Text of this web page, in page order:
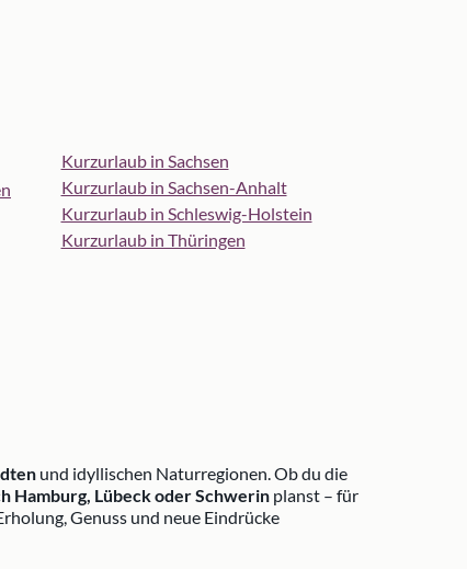
Kurzurlaub in Sachsen
Kurzurlaub in Sachsen-Anhalt
Kurzurlaub in Schleswig-Holstein
Kurzurlaub in Thüringen
und idyllischen Naturregionen. Ob du die
Hamburg, Lübeck oder Schwerin planst – für
Genuss und neue Eindrücke